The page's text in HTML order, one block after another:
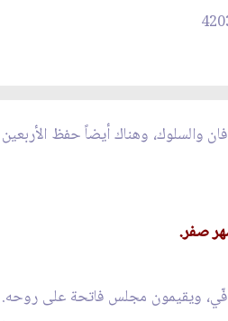
والسلوك، وهناك أيضاً حفظ الأربعين
صفر.
ويقيمون مجلس فاتحة على روحه.